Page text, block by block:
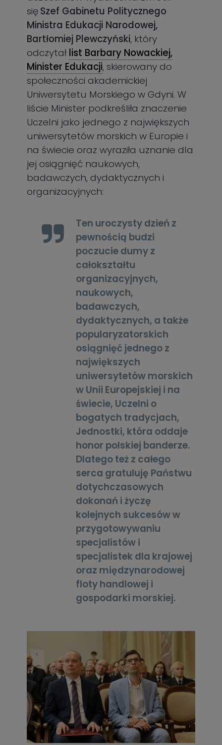
sięSzef Gabinetu Politycznego
Ministra Edukacji Narodowej,
Bartłomiej Plewczyński, który
odczytał list Barbary Nowackiej,
Minister Edukacji, skierowany do
społeczności akademickiej
Uniwersytetu Morskiego w Gdyni. W
liście Minister podkreśliła znaczenie
Uczelni jako jednego z największych
uniwersytetów morskich w Europie i
na świecie oraz wyraziła uznanie dla
jej osiągnięć naukowych,
badawczych, dydaktycznych i
organizacyjnych:
Ten uroczysty dzień z
pewnością budzi
poczucie dumy z
całokształtu
organizacyjnych,
naukowych,
badawczych,
dydaktycznych, a także
popularyzatorskich
osiągnięć jednego z
największych
uniwersytetów morskich
w Unii Europejskiej i na
świecie, Uczelni o
bogatych tradycjach,
Jednostki, która oddaje
honor polskiej banderze.
Dlatego też z całego
serca gratuluję Państwu
dotychczasowych
dokonań i życzę
kolejnych sukcesów w
przygotowywaniu
specjalistów i
specjalistek dla krajowej
oraz międzynarodowej
floty handlowej i
gospodarki morskiej.